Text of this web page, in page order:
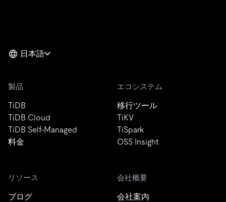
日本語
製品
TiDB
TiDB Cloud
TiDB Self-Managed
料金
エコシステム
移行ツール
TiKV
TiSpark
OSS Insight
リソース
ブログ
会社概要
会社案内